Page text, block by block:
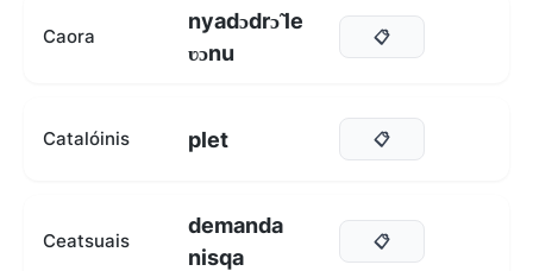
Caora
nyadɔdrɔ̃ le
ʋɔnu
📋
Catalóinis plet 📋
Ceatsuais
demanda
nisqa
📋